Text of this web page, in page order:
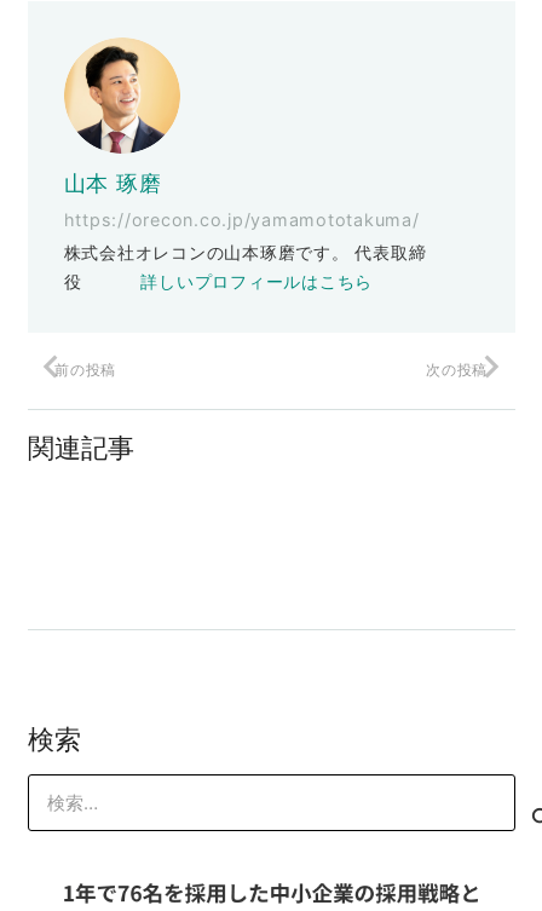
山本 琢磨
https://orecon.co.jp/yamamototakuma/
株式会社オレコンの山本琢磨です。 代表取締
役詳しいプロフィールはこちら
前の投稿 次の投稿
関連記事
検索
索: